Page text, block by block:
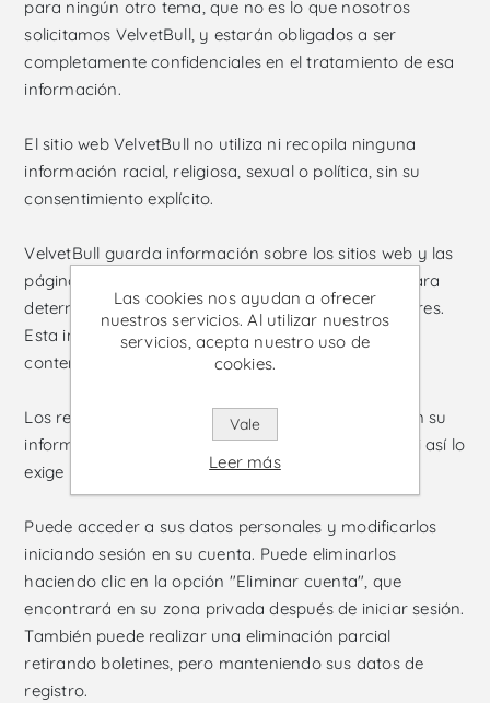
para ningún otro tema, que no es lo que nosotros
solicitamos VelvetBull, y estarán obligados a ser
completamente confidenciales en el tratamiento de esa
información.
El sitio web VelvetBull no utiliza ni recopila ninguna
información racial, religiosa, sexual o política, sin su
consentimiento explícito.
VelvetBull guarda información sobre los sitios web y las
páginas que visita dentro del sitio web VelvetBull para
determinar los servicios e información más populares.
Esta información puede usarse para mostrar más
contenido publicitario de acuerdo con su perfil.
Los responsables del sitio web VelvetBull divulgarán su
información personal, sin su consentimiento, solo si así lo
exige la ley o un tribunal competente.
Puede acceder a sus datos personales y modificarlos
iniciando sesión en su cuenta. Puede eliminarlos
haciendo clic en la opción "Eliminar cuenta", que
encontrará en su zona privada después de iniciar sesión.
También puede realizar una eliminación parcial
retirando boletines, pero manteniendo sus datos de
registro.
Las cookies nos ayudan a ofrecer
nuestros servicios. Al utilizar nuestros
servicios, acepta nuestro uso de
cookies.
Vale
Leer más